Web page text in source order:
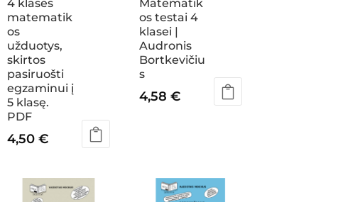
4 klasės
matematik
os
užduotys,
skirtos
pasiruošti
egzaminui į
5 klasę.
PDF
4,50€
Matematik
os testai 4
klasei |
Audronis
Bortkevičiu
s
4,58€